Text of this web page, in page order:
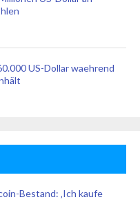
US-Dollar waehrend
Bestand: ‚Ich kaufe